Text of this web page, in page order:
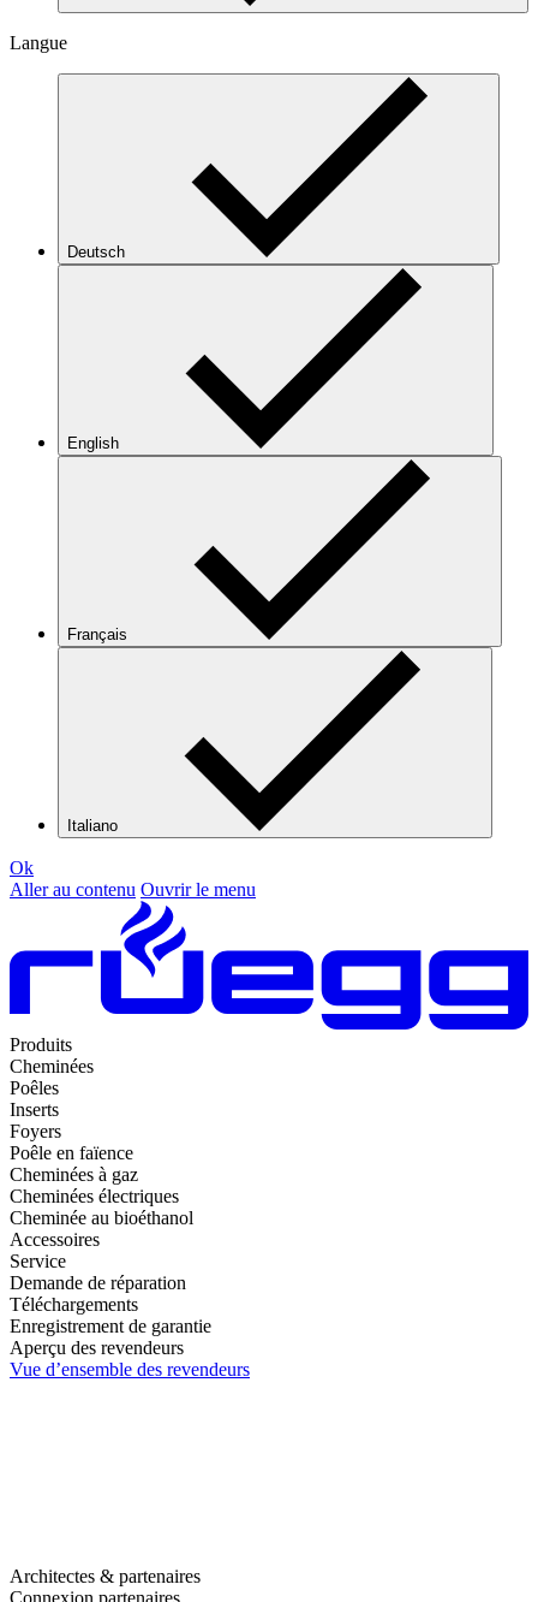
Langue
Deutsch
English
Français
Italiano
Ok
Aller au contenu Ouvrir le menu
Produits
Cheminées
Poêles
Inserts
Foyers
Poêle en faïence
Cheminées à gaz
Cheminées électriques
Cheminée au bioéthanol
Accessoires
Service
Demande de réparation
Téléchargements
Enregistrement de garantie
Aperçu des revendeurs
Vue d’ensemble des revendeurs
Architectes & partenaires
Connexion partenaires